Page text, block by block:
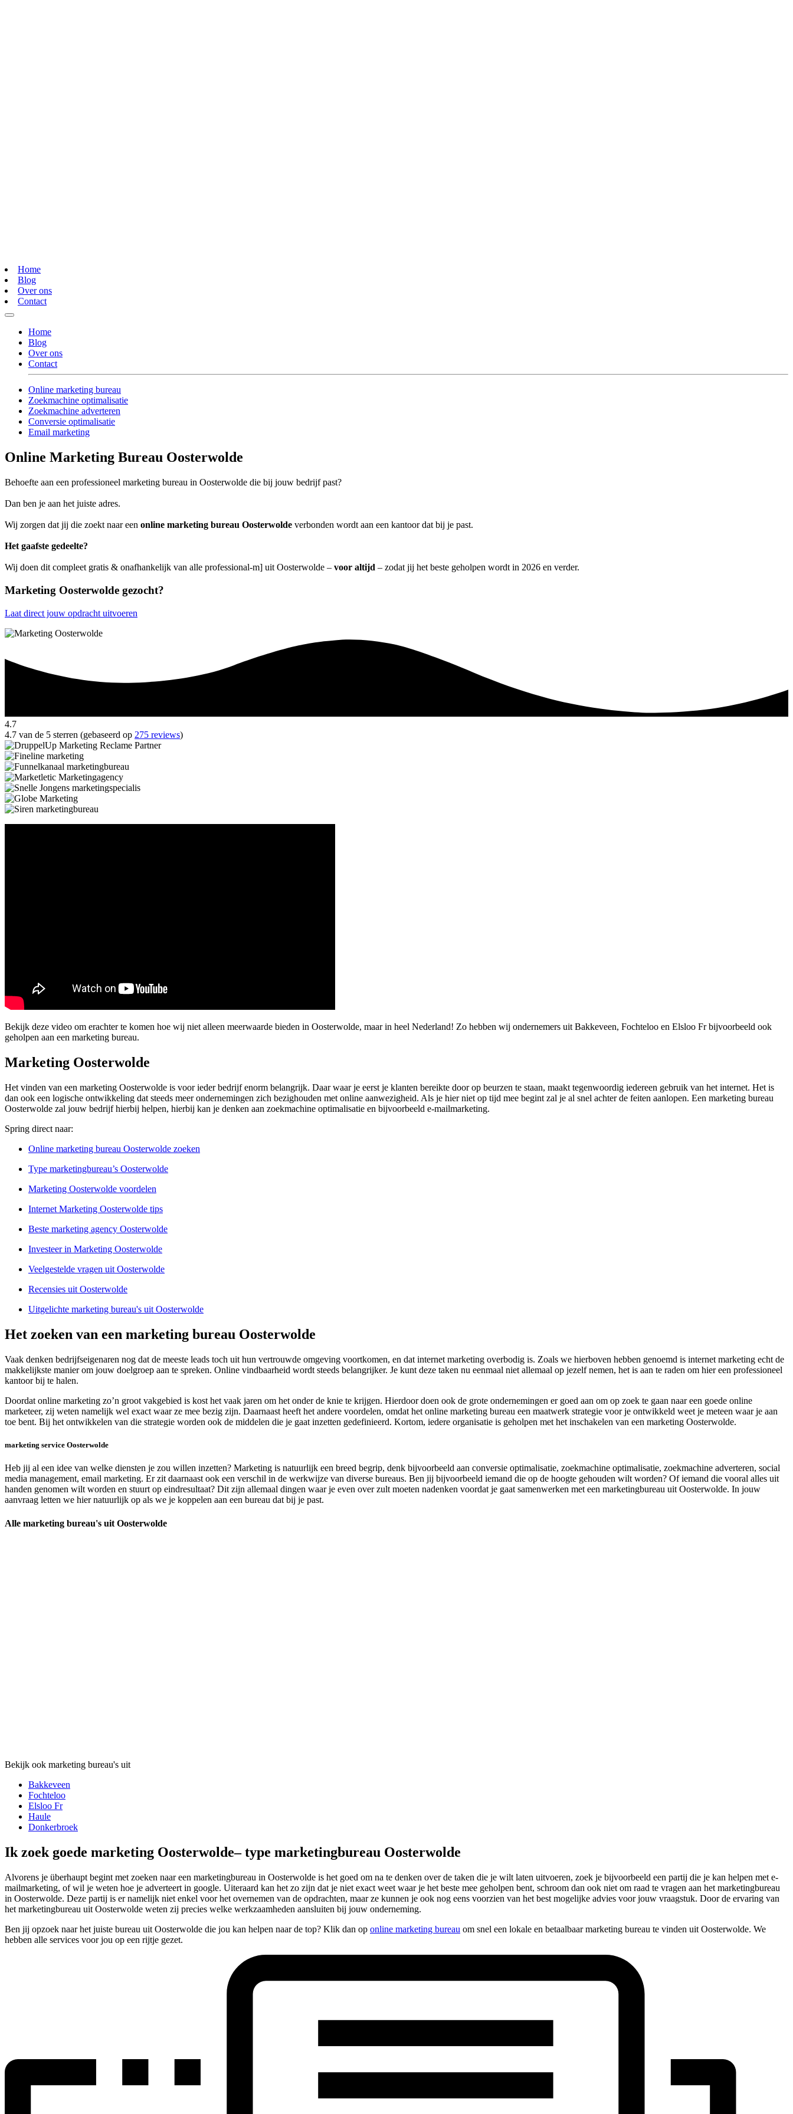
Home
Blog
Over ons
Contact
Home
Blog
Over ons
Contact
Online marketing bureau
Zoekmachine optimalisatie
Zoekmachine adverteren
Conversie optimalisatie
Email marketing
Online Marketing Bureau Oosterwolde
Behoefte aan een professioneel marketing bureau in Oosterwolde die bij jouw bedrijf past?
Dan ben je aan het juiste adres.
Wij zorgen dat jij die zoekt naar een online marketing bureau Oosterwolde verbonden wordt aan een kantoor dat bij je past.
Het gaafste gedeelte?
Wij doen dit compleet gratis & onafhankelijk van alle professional-m] uit Oosterwolde – voor altijd – zodat jij het beste geholpen wordt in 2026 en verder.
Marketing Oosterwolde gezocht?
Laat direct jouw opdracht uitvoeren
4.7
4.7 van de 5 sterren (gebaseerd op 275 reviews)
Bekijk deze video om erachter te komen hoe wij niet alleen meerwaarde bieden in Oosterwolde, maar in heel Nederland! Zo hebben wij ondernemers uit Bakkeveen, Fochteloo en Elsloo Fr bijvoorbeeld ook
geholpen aan een marketing bureau.
Marketing Oosterwolde
Het vinden van een marketing Oosterwolde is voor ieder bedrijf enorm belangrijk. Daar waar je eerst je klanten bereikte door op beurzen te staan, maakt tegenwoordig iedereen gebruik van het internet. Het is
dan ook een logische ontwikkeling dat steeds meer ondernemingen zich bezighouden met online aanwezigheid. Als je hier niet op tijd mee begint zal je al snel achter de feiten aanlopen. Een marketing bureau
Oosterwolde zal jouw bedrijf hierbij helpen, hierbij kan je denken aan zoekmachine optimalisatie en bijvoorbeeld e-mailmarketing.
Spring direct naar:
Online marketing bureau Oosterwolde zoeken
Type marketingbureau’s Oosterwolde
Marketing Oosterwolde voordelen
Internet Marketing Oosterwolde tips
Beste marketing agency Oosterwolde
Investeer in Marketing Oosterwolde
Veelgestelde vragen uit Oosterwolde
Recensies uit Oosterwolde
Uitgelichte marketing bureau's uit Oosterwolde
Het zoeken van een marketing bureau Oosterwolde
Vaak denken bedrijfseigenaren nog dat de meeste leads toch uit hun vertrouwde omgeving voortkomen, en dat internet marketing overbodig is. Zoals we hierboven hebben genoemd is internet marketing echt de
makkelijkste manier om jouw doelgroep aan te spreken. Online vindbaarheid wordt steeds belangrijker. Je kunt deze taken nu eenmaal niet allemaal op jezelf nemen, het is aan te raden om hier een professioneel
kantoor bij te halen.
Doordat online marketing zo’n groot vakgebied is kost het vaak jaren om het onder de knie te krijgen. Hierdoor doen ook de grote ondernemingen er goed aan om op zoek te gaan naar een goede online
marketeer, zij weten namelijk wel exact waar ze mee bezig zijn. Daarnaast heeft het andere voordelen, omdat het online marketing bureau een maatwerk strategie voor je ontwikkeld weet je meteen waar je aan
toe bent. Bij het ontwikkelen van die strategie worden ook de middelen die je gaat inzetten gedefinieerd. Kortom, iedere organisatie is geholpen met het inschakelen van een marketing Oosterwolde.
marketing service Oosterwolde
Heb jij al een idee van welke diensten je zou willen inzetten? Marketing is natuurlijk een breed begrip, denk bijvoorbeeld aan conversie optimalisatie, zoekmachine optimalisatie, zoekmachine adverteren, social
media management, email marketing. Er zit daarnaast ook een verschil in de werkwijze van diverse bureaus. Ben jij bijvoorbeeld iemand die op de hoogte gehouden wilt worden? Of iemand die vooral alles uit
handen genomen wilt worden en stuurt op eindresultaat? Dit zijn allemaal dingen waar je even over zult moeten nadenken voordat je gaat samenwerken met een marketingbureau uit Oosterwolde. In jouw
aanvraag letten we hier natuurlijk op als we je koppelen aan een bureau dat bij je past.
Alle marketing bureau's uit Oosterwolde
Bekijk ook marketing bureau's uit
Bakkeveen
Fochteloo
Elsloo Fr
Haule
Donkerbroek
Ik zoek goede marketing Oosterwolde– type marketingbureau Oosterwolde
Alvorens je überhaupt begint met zoeken naar een marketingbureau in Oosterwolde is het goed om na te denken over de taken die je wilt laten uitvoeren, zoek je bijvoorbeeld een partij die je kan helpen met e-
mailmarketing, of wil je weten hoe je adverteert in google. Uiteraard kan het zo zijn dat je niet exact weet waar je het beste mee geholpen bent, schroom dan ook niet om raad te vragen aan het marketingbureau
in Oosterwolde. Deze partij is er namelijk niet enkel voor het overnemen van de opdrachten, maar ze kunnen je ook nog eens voorzien van het best mogelijke advies voor jouw vraagstuk. Door de ervaring van
het marketingbureau uit Oosterwolde weten zij precies welke werkzaamheden aansluiten bij jouw onderneming.
Ben jij opzoek naar het juiste bureau uit Oosterwolde die jou kan helpen naar de top? Klik dan op online marketing bureau om snel een lokale en betaalbaar marketing bureau te vinden uit Oosterwolde. We
hebben alle services voor jou op een rijtje gezet.